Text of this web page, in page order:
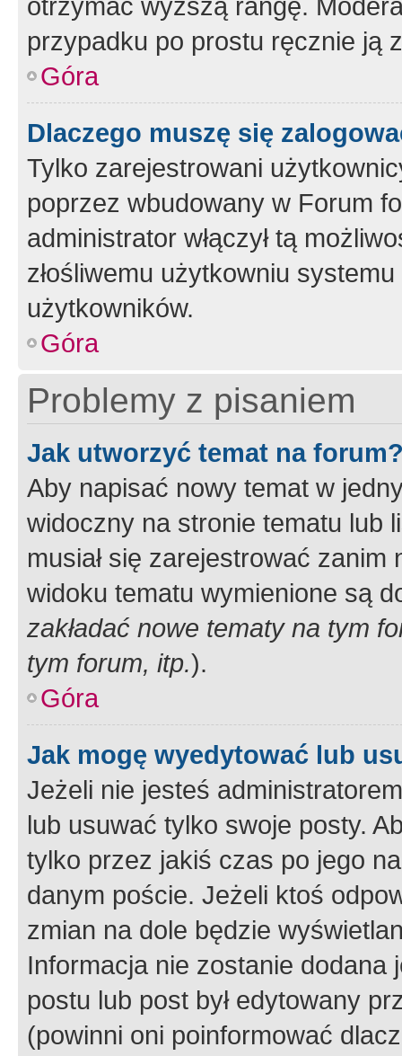
przypadku po prostu ręcznie ją
Góra
Dlaczego muszę się
Tylko zarejestrowani
poprzez wbudowany w Forum
administrator włączył tą
złośliwemu użytkowniu
użytkowników.
Góra
Problemy z pisaniem
Jak utworzyć temat na
Aby napisać nowy temat w
widoczny na stronie tematu lub
musiał się zarejestrować
widoku tematu wymienione są
zakładać nowe tematy na tym
tym forum, itp.).
Góra
Jak mogę wyedytować lub
Jeżeli nie jesteś
lub usuwać tylko swoje posty.
tylko przez jakiś czas po jego
danym poście. Jeżeli ktoś
zmian na dole będzie
Informacja nie zostanie dodana
postu lub post był edytowany
(powinni oni poinformować